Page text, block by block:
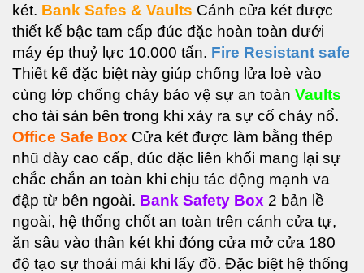
két. Bank Safes & Vaults Cánh cửa két được
thiết kế bậc tam cấp đúc đặc hoàn toàn dưới
máy ép thuỷ lực 10.000 tấn. Fire Resistant safe
Thiết kế đặc biệt này giúp chống lửa loè vào
cùng lớp chống cháy bảo vệ sự an toàn Vaults
cho tài sản bên trong khi xảy ra sự cố cháy nổ.
Office Safe Box Cửa két được làm bằng thép
nhũ dày cao cấp, đúc đặc liên khối mang lại sự
chắc chắn an toàn khi chịu tác động mạnh va
đập từ bên ngoài. Bank Safety Box 2 bản lề
ngoài, hệ thống chốt an toàn trên cánh cửa tự,
ăn sâu vào thân két khi đóng cửa mở cửa 180
độ tạo sự thoải mái khi lấy đồ. Đặc biệt hệ thống